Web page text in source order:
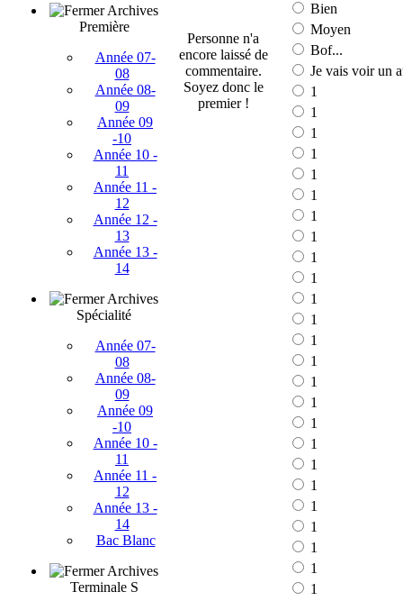
Archives
Première
Année 07-
08
Année 08-
09
Année 09
-10
Année 10 -
11
Année 11 -
12
Année 12 -
13
Année 13 -
14
Archives
Spécialité
Année 07-
08
Année 08-
09
Année 09
-10
Année 10 -
11
Année 11 -
12
Année 13 -
14
Bac Blanc
Archives
Terminale S
Personne n'a
encore laissé de
commentaire.
Soyez donc le
premier !
Bien
Moyen
Bof...
Je vais voir un
1
1
1
1
1
1
1
1
1
1
1
1
1
1
1
1
1
1
1
1
1
1
1
1
1